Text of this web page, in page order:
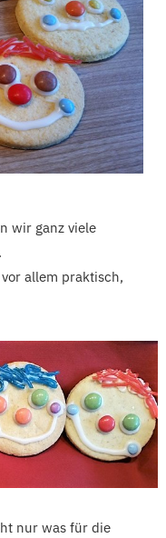
wir ganz viele
allem praktisch,
nur was für die